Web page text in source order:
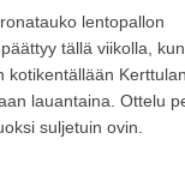
lentopallon
tällä viikolla,
kotikentällään
lauantaina. Ottelu
suljetuin ovin.